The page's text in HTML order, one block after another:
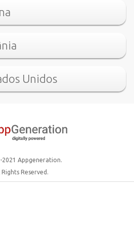
Unidos
2021 Appgeneration.
Rights Reserved.